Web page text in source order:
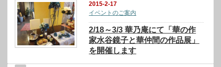
2015-2-17
イベントのご案内
2/18～3/3 華乃庵にて「華の作
家水谷鏡子と華仲間の作品展」
を開催します